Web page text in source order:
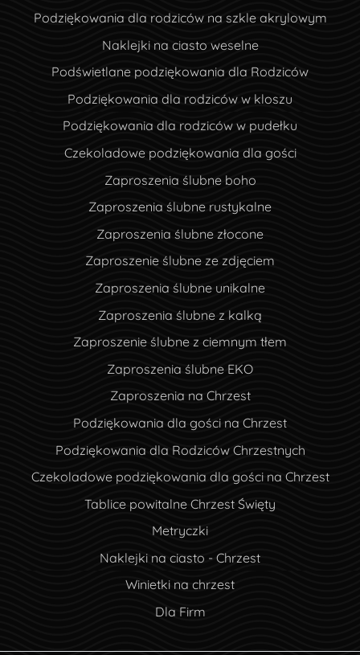
Podziękowania dla rodziców na szkle akrylowym
Naklejki na ciasto weselne
Podświetlane podziękowania dla Rodziców
Podziękowania dla rodziców w kloszu
Podziękowania dla rodziców w pudełku
Czekoladowe podziękowania dla gości
Zaproszenia ślubne boho
Zaproszenia ślubne rustykalne
Zaproszenia ślubne złocone
Zaproszenie ślubne ze zdjęciem
Zaproszenia ślubne unikalne
Zaproszenia ślubne z kalką
Zaproszenie ślubne z ciemnym tłem
Zaproszenia ślubne EKO
Zaproszenia na Chrzest
Podziękowania dla gości na Chrzest
Podziękowania dla Rodziców Chrzestnych
Czekoladowe podziękowania dla gości na Chrzest
Tablice powitalne Chrzest Święty
Metryczki
Naklejki na ciasto - Chrzest
Winietki na chrzest
Dla Firm